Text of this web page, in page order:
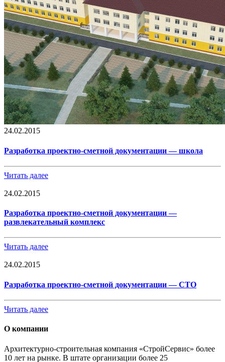
24.02.2015
Разработка проектно-сметной документации — школа
Читать далее
24.02.2015
Разработка проектно-сметной документации —
развлекательный комплекс
Читать далее
24.02.2015
Разработка проектно-сметной документации — СТО
Читать далее
О компании
Архитектурно-строительная компания «СтройСервис» более
10 лет на рынке. В штате организации более 25